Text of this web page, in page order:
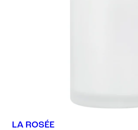
LA ROSÉE